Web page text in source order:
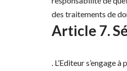
des traitements de
Article 7.
. L’Editeur s’engage